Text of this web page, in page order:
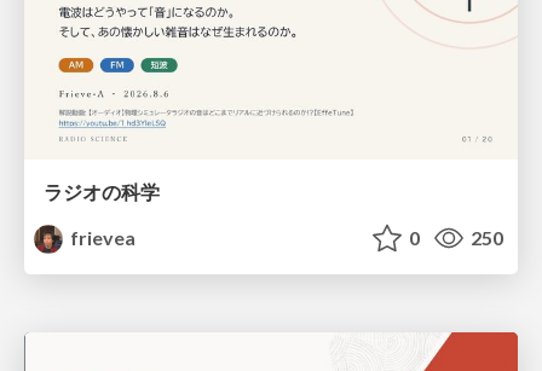
ラジオの科学
frievea
0 250